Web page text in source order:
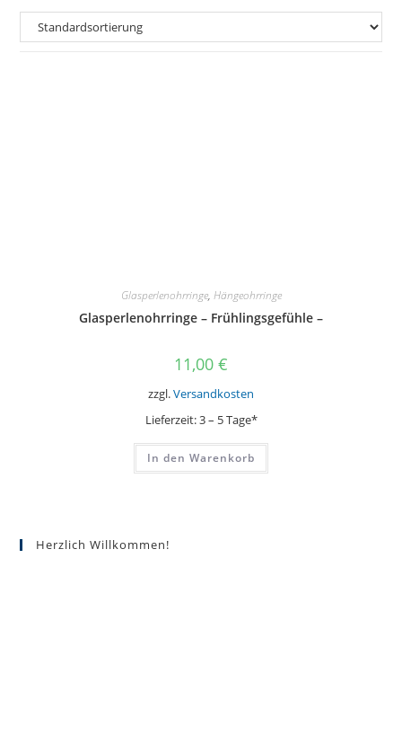
Glasperlenohrringe, Hängeohrringe
Glasperlenohrringe – Frühlingsgefühle –
11,00 €
zzgl.Versandkosten
Lieferzeit:3 – 5 Tage*
In den Warenkorb
Herzlich Willkommen!